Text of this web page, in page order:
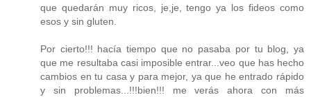
que quedarán muy ricos, je,je, tengo ya los fideos como
esos y sin gluten.
Por cierto!!! hacía tiempo que no pasaba por tu blog, ya
que me resultaba casi imposible entrar...veo que has hecho
cambios en tu casa y para mejor, ya que he entrado rápido
y sin problemas...!!!bien!!! me verás ahora con más